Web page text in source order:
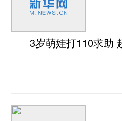
3岁萌娃打110求助